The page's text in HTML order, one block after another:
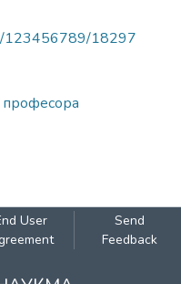
123456789/18297
професора
User
Send
Feedback